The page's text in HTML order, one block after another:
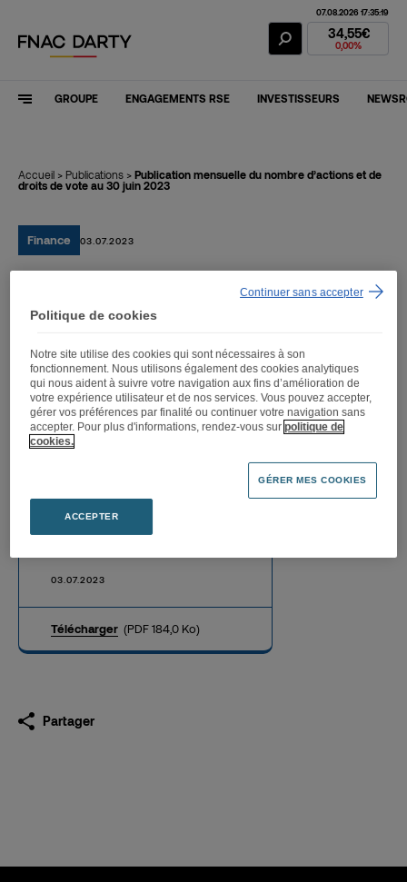
Action Fnac
07.08.2026 17:35:19
34,55€
0,00%
GROUPE ENGAGEMENTS RSE INVESTISSEURS
Accueil > Publications > Publication mensuelle du nombre d’actions et de
droits de vote au 30 juin 2023
Finance 03.07.2023
Publication mensuelle du
droits de vote au 30 juin
2023
nombre d’actions et de
droits de vote au 30 juin
03.07.2023
Télécharger (PDF 184,0 Ko)
Partager
Politique de cookies
Notre site utilise des cookies qui sont nécessaires à son
fonctionnement. Nous utilisons également des cookies analytiques
qui nous aident à suivre votre navigation aux fins d’amélioration de
votre expérience utilisateur et de nos services. Vous pouvez accepter,
gérer vos préférences par finalité ou continuer votre navigation sans
accepter. Pour plus d'informations, rendez-vous surpolitique de
cookies.
GÉRER MES COOKIES
ACCEPTER
Continuer sans accepter